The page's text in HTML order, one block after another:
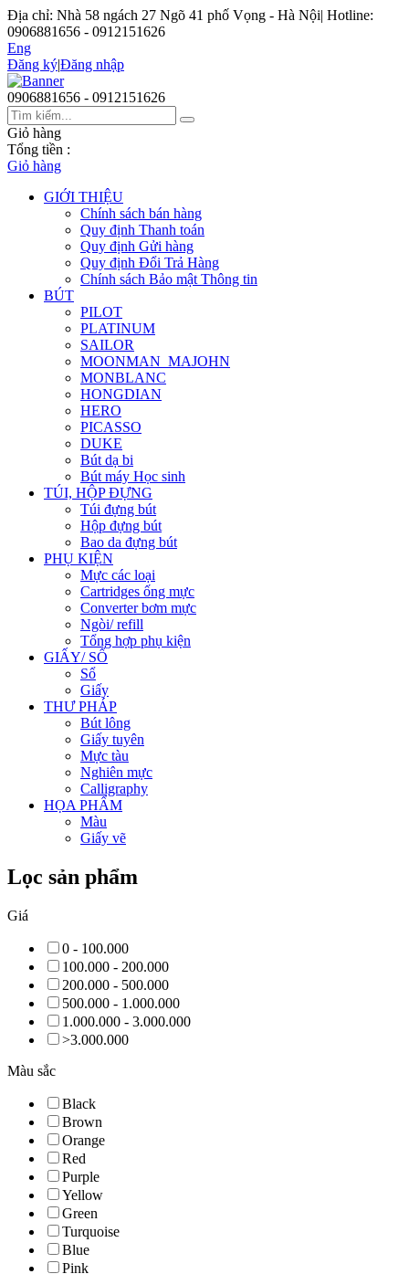
Địa chỉ: Nhà 58 ngách 27 Ngõ 41 phố Vọng - Hà Nội| Hotline:
0906881656 - 0912151626
Eng
Đăng ký|Đăng nhập
0906881656 - 0912151626
Giỏ hàng
Tổng tiền :
Giỏ hàng
GIỚI THIỆU
Chính sách bán hàng
Quy định Thanh toán
Quy định Gửi hàng
Quy định Đổi Trả Hàng
Chính sách Bảo mật Thông tin
BÚT
PILOT
PLATINUM
SAILOR
MOONMAN_MAJOHN
MONBLANC
HONGDIAN
HERO
PICASSO
DUKE
Bút dạ bi
Bút máy Học sinh
TÚI, HỘP ĐỰNG
Túi đựng bút
Hộp đựng bút
Bao da đựng bút
PHỤ KIỆN
Mực các loại
Cartridges ống mực
Converter bơm mực
Ngòi/ refill
Tổng hợp phụ kiện
GIẤY/ SỔ
Sổ
Giấy
THƯ PHÁP
Bút lông
Giấy tuyên
Mực tàu
Nghiên mực
Calligraphy
HỌA PHẨM
Màu
Giấy vẽ
Lọc sản phẩm
Giá
0 - 100.000
100.000 - 200.000
200.000 - 500.000
500.000 - 1.000.000
1.000.000 - 3.000.000
>3.000.000
Màu sắc
Black
Brown
Orange
Red
Purple
Yellow
Green
Turquoise
Blue
Pink